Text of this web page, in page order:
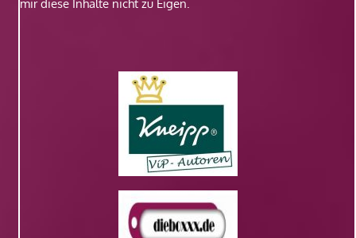
mir diese Inhalte nicht zu Eigen.